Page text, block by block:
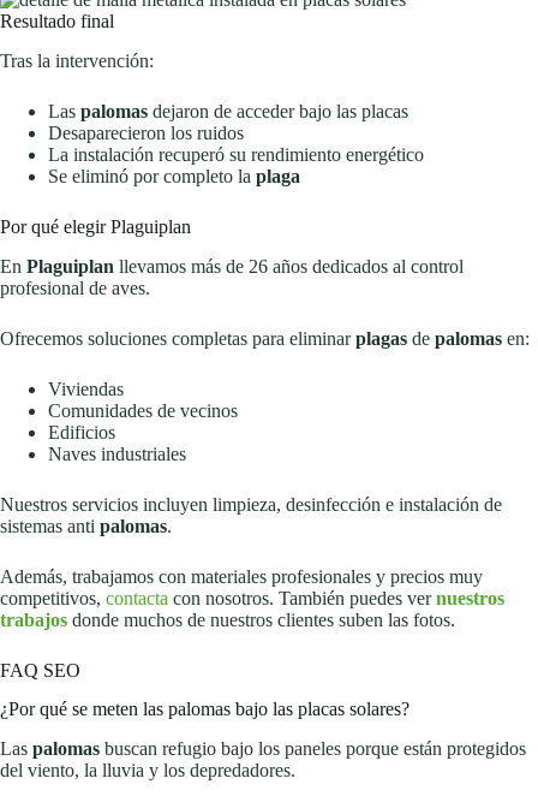
Resultado final
Tras la intervención:
Las palomas dejaron de acceder bajo las placas
Desaparecieron los ruidos
La instalación recuperó su rendimiento energético
Se eliminó por completo la plaga
Por qué elegir Plaguiplan
En Plaguiplan llevamos más de 26 años dedicados al control
profesional de aves.
Ofrecemos soluciones completas para eliminarplagas de palomas en:
Viviendas
Comunidades de vecinos
Edificios
Naves industriales
Nuestros servicios incluyen limpieza, desinfección e instalación de
sistemas anti palomas.
Además, trabajamos con materiales profesionales y precios muy
competitivos, contacta con nosotros. También puedes ver nuestros
trabajos donde muchos de nuestros clientes suben las fotos.
FAQ SEO
¿Por qué se meten las palomas bajo las placas solares?
Las palomas buscan refugio bajo los paneles porque están protegidos
del viento, la lluvia y los depredadores.